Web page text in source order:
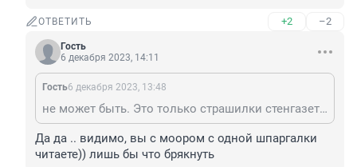
ОТВЕТИТЬ +2 –2
Гость
6 декабря 2023, 14:11
Гость6 декабря 2023, 13:48
не может быть. Это только страшилки стенгазеты 72. Повышение и понижение уровня воды в реке это естественный природный процесс. Осадков не было почти, лето жаркое. Следующей весной всё восполнится
Да да .. видимо, вы с моором с одной шпаргалки
читаете)) лишь бы что брякнуть